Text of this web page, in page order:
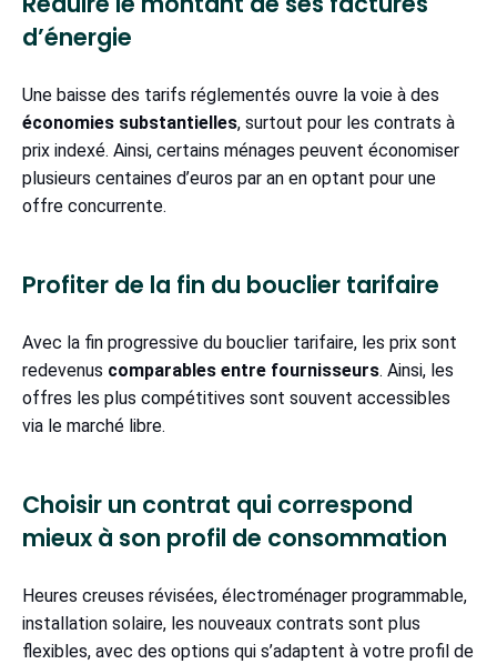
d’énergie
Une baisse des tarifs réglementés ouvre la voie à des
économies substantielles, surtout pour les contrats à
prix indexé. Ainsi, certains ménages peuvent économiser
plusieurs centaines d’euros par an en optant pour une
offre concurrente.
Profiter de la fin du bouclier tarifaire
Avec la fin progressive du bouclier tarifaire, les prix sont
redevenus comparables entre fournisseurs. Ainsi, les
offres les plus compétitives sont souvent accessibles
via le marché libre.
Choisir un contrat qui correspond
mieux à son profil de consommation
Heures creuses révisées, électroménager programmable,
installation solaire, les nouveaux contrats sont plus
flexibles, avec des options qui s’adaptent à votre profil de